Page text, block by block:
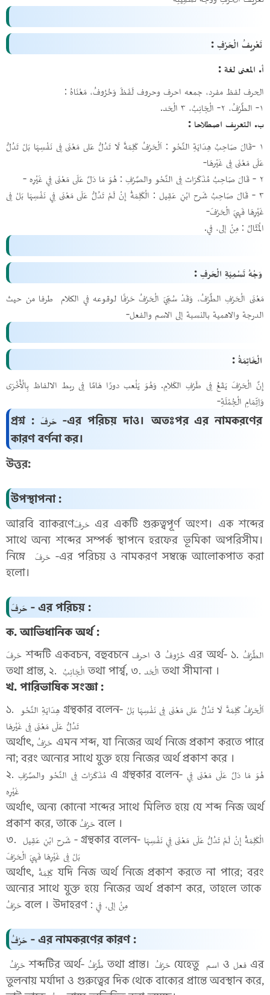
تَعْرِيفُ الْحَرْفِ :
أ. المعنى لغة :
الحرف لفظ مفرد، جمعه احرف وحروف لَفَظَ وَحُرُوفُ، مَعْنَاهُ :
١- الطَّرْفُ، ٢- الْجَانِبُ، ٣ الْحَد.
ب. التعريف اصطلاحا :
١ -قَالَ صَاحِبُ هِدَايَةِ النَّحْوِ : اَلْحَرْفُ كَلِمَةً لَا تَدُلُّ عَلى مَعْنَى فِى نَفْسِهَا بَلْ تَدُلُّ
عَلَى مَعْنَى فِى غَيْرهَا-
۲ - قَالَ صَاحِبُ مُذَكَرَات فِى النَّحْو والصَّرْفِ : هُوَ مَا دَلَّ عَلَى مَعْنَى فِي غَيْرِه -
٣ - قَالَ صَاحِبُ شَرح ابْنِ عَقِيل : الْكَلِمَةُ إِنْ لَمْ تَدُلُّ عَلَى مَعْنَى فِي نَفْسِهَا بَلْ فِى
غَيْرِهَا فَهِيَ الْحَرْفَ-
الْمَثَالُ : مِنْ إلى، في.
وَجْهُ تَسْمِيَةِ الْحَرفِ :
مَعْنَى الْحَرْفِ الطَّرْفُ، وَقَدْ سُمِّيَ الْحَرْفُ حَرْفًا لوقوعه في الكلام طرفا من حيث
الدرجة والاهمية بالنسبة إلى الاسم والفعل-
الْخَاتِمَةُ :
إِنَّ الْحَرْفَ يَقَعُ فِى طَرْفِ الكَلامِ. وَهُوَ يَلْعب دورًا هَامَّا فِى ربط الالفاظ بِالْأُخْرَى
وَاِتِّمَامِ الْجُمْلَةِ-
প্রশ্ন : حَرفَ -এর পরিচয় দাও। অতঃপর এর নামকরণের
কারণ বর্ণনা কর।
উত্তর:
উপস্থাপনা :
আরবি ব্যাকরণেحَرفَ এর একটি গুরুত্বপূর্ণ অংশ। এক শব্দের
সাথে অন্য শব্দের সম্পর্ক স্থাপনে হরফের ভূমিকা অপরিসীম।
নিম্নে حَرفَ -এর পরিচয় ও নামকরণ সম্বন্ধে আলোকপাত করা
হলো।
حَرفَ - এর পরিচয় :
ক. আভিধানিক অর্থ :
حَرفَ শব্দটি একবচন, বহুবচনে احرف ও حُرُوفُ এর অর্থ- ১. الطَّرْفُ
তথা প্রান্ত, ২. الْجَانِبُ তথা পার্শ্ব, ৩. الْحَد তথা সীমানা ।
খ. পারিভাষিক সংজ্ঞা :
১. هِدَايَةِ النَّحْو গ্রন্থকার বলেন- اَلْحَرْفُ كَلِمَةً لَا تَدُلُّ عَلى مَعْنَى فِى نَفْسِهَا بَلْ
تَدُلُّ عَلَى مَعْنَى فِى غَيْرهَا
অর্থাৎ, حَرْفُ এমন শব্দ, যা নিজের অর্থ নিজে প্রকাশ করতে পারে
না; বরং অন্যের সাথে যুক্ত হয়ে নিজের অর্থ প্রকাশ করে ।
২. مُذَكَرَات فِى النَّحْو والصَّرْفِ এ গ্রন্থকার বলেন- هُوَ مَا دَلَّ عَلَى مَعْنَى فِي
غَيْرِه
অর্থাৎ, অন্য কোনো শব্দের সাথে মিলিত হয়ে যে শব্দ নিজ অর্থ
প্রকাশ করে, তাকে حَرْفُ বলে ।
৩. شَرح ابْنِ عَقِيل - গ্রন্থকার বলেন- الْكَلِمَةُ إِنْ لَمْ تَدُلُّ عَلَى مَعْنَى فِي نَفْسِهَا
بَلْ فِى غَيْرِهَا فَهِيَ الْحَرْفَ
অর্থাৎ, كَلِمَةُ যদি নিজ অর্থ নিজে প্রকাশ করতে না পারে; বরং
অন্যের সাথে যুক্ত হয়ে নিজের অর্থ প্রকাশ করে, তাহলে তাকে
حَرْفُ বলে । উদাহরণ : مِنْ إلى، في
حَرْفُ - এর নামকরণের কারণ :
حَرْفُ শব্দটির অর্থ- طَّرْفُ তথা প্রান্ত। حَرْفُ যেহেতু اسم ও فعل এর
তুলনায় মর্যাদা ও গুরুত্বের দিক থেকে বাক্যের প্রান্তে অবস্থান করে,